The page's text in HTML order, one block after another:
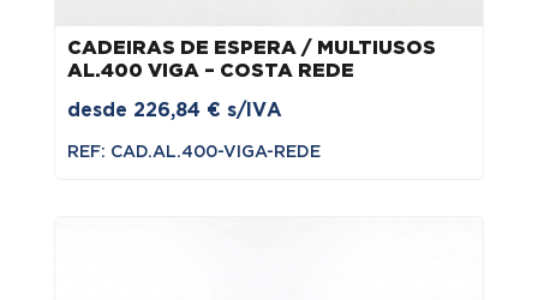
CADEIRAS DE ESPERA / MULTIUSOS
AL.400 VIGA – COSTA REDE
desde 226,84 € s/IVA
REF: CAD.AL.400-VIGA-REDE